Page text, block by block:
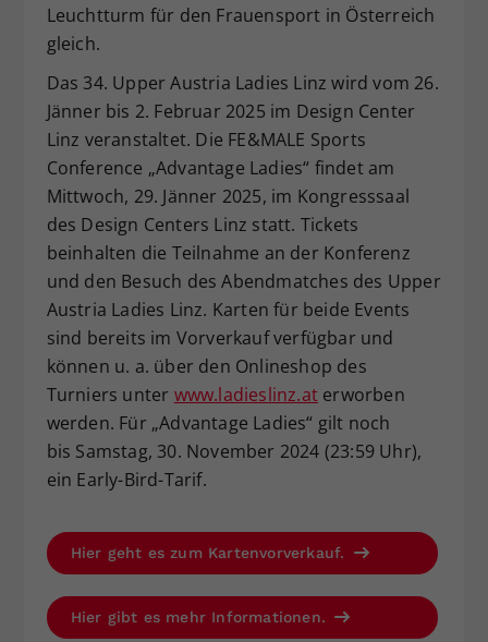
Leuchtturm für den Frauensport in Österreich
gleich.
Das 34. Upper Austria Ladies Linz wird vom 26.
Jänner bis 2. Februar 2025 im Design Center
Linz veranstaltet. Die FE&MALE Sports
Conference „Advantage Ladies“ findet am
Mittwoch, 29. Jänner 2025, im Kongresssaal
des Design Centers Linz statt. Tickets
beinhalten die Teilnahme an der Konferenz
und den Besuch des Abendmatches des Upper
Austria Ladies Linz. Karten für beide Events
sind bereits im Vorverkauf verfügbar und
können u. a. über den Onlineshop des
Turniers unter www.ladieslinz.aterworben
werden. Für „Advantage Ladies“ gilt noch
bis Samstag, 30. November 2024 (23:59 Uhr),
ein Early-Bird-Tarif.
Hier geht es zum Kartenvorverkauf.
Hier gibt es mehr Informationen.